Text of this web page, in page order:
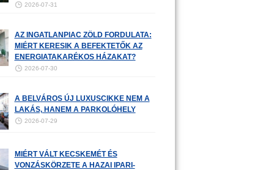
2026-07-31
AZ INGATLANPIAC ZÖLD FORDULATA:
MIÉRT KERESIK A BEFEKTETŐK AZ
ENERGIATAKARÉKOS HÁZAKAT?
2026-07-30
A BELVÁROS ÚJ LUXUSCIKKE NEM A
LAKÁS, HANEM A PARKOLÓHELY
2026-07-29
MIÉRT VÁLT KECSKEMÉT ÉS
VONZÁSKÖRZETE A HAZAI IPARI-